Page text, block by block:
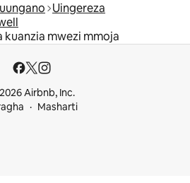
Uingereza
kuanzia mwezi mmoja
Airbnb, Inc.
Masharti